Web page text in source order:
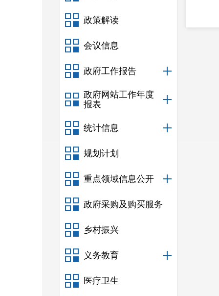
政策解读
会议信息
政府工作报告
政府网站工作年度
报表
统计信息
规划计划
重点领域信息公开
政府采购及购买服务
乡村振兴
义务教育
医疗卫生